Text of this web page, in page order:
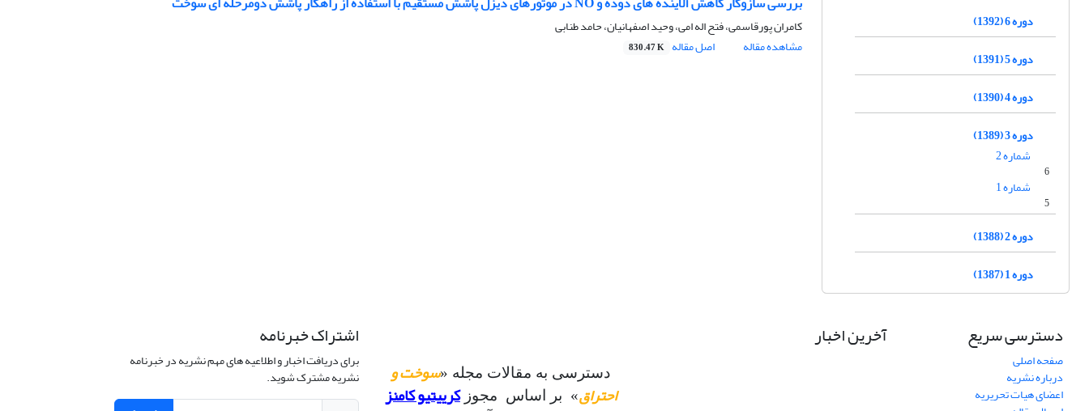
کامران پورقاسمی، فتح اله امی، وحید اصفهانیان، حامد طنابی
مشاهده مقاله
اصل مقاله 830.47 K
دوره 6 (1392)
دوره 5 (1391)
دوره 4 (1390)
دوره 3 (1389)
شماره 2
6
شماره 1
5
دوره 2 (1388)
دوره 1 (1387)
دسترسی سریع
صفحه اصلی
درباره نشریه
اعضای هیات تحریریه
آخرین اخبار
دسترسی به مقالات مجله «سوخت و
احتراق» بر اساس مجوزکرییتیو کامنز
اشتراک خبرنامه
برای دریافت اخبار و اطلاعیه های مهم نشریه در خبرنامه
نشریه مشترک شوید.